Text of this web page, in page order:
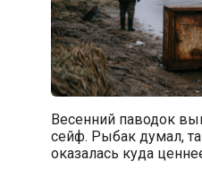
Весенний паводок
сейф. Рыбак думал,
оказалась куда